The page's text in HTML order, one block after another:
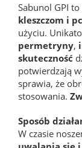
Sabunol GPI to
kleszczom i
użyciu.
permetryny,
skuteczność
potwierdzają
sprawia, że
stosowania.
Sposób
W czasie